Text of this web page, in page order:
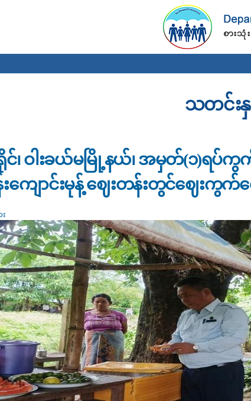
သတင်းနှ
ခရိုင်၊ ဝါးခယ်မမြို့နယ်၊ အမှတ်(၁)ရ
ောင်းမုန့် ဈေးတန်းတွင်ဈေးကွက်စ